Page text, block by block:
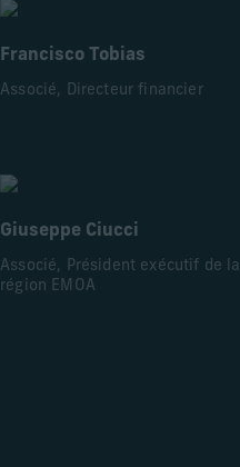
Francisco Tobias
Associé, Directeur financier
Giuseppe Ciucci
Associé, Président exécutif de la
région EMOA